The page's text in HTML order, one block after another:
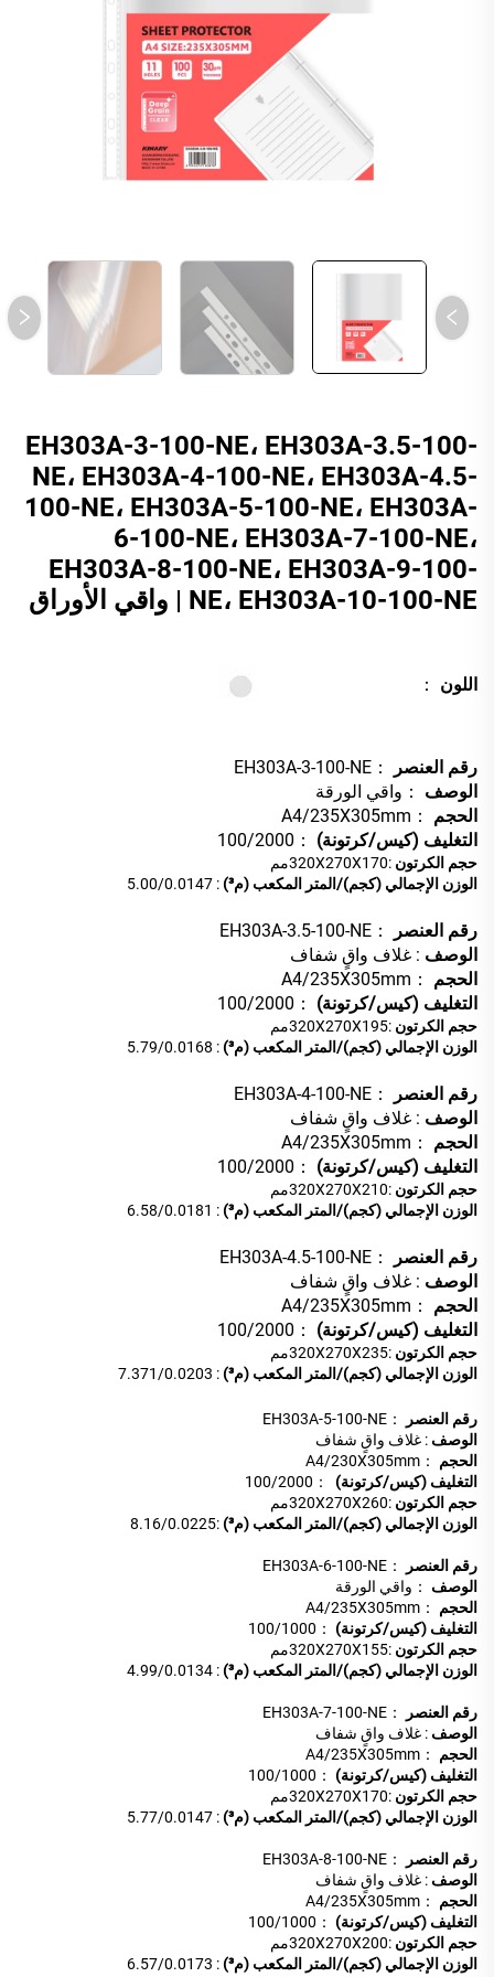
EH303A-3-100-NE، EH303A-3.5-100-
NE، EH303A-4-100-NE، EH303A-4.5-
100-NE، EH303A-5-100-NE، EH303A-
6-100-NE، EH303A-7-100-NE،
EH303A-8-100-NE، EH303A-9-100-
NE، EH303A-10-100-NE | واقي الأوراق
اللون ：
رقم العنصر
：EH303A-3-100-NE
الوصف
：واقي الورقة
الحجم
：A4/235X305mm
التغليف (كيس/كرتونة)
：100/2000
حجم الكرتون :320X270X170مم
الوزن الإجمالي (كجم)/المتر المكعب (م³)
: 5.00/0.0147
رقم العنصر
：EH303A-3.5-100-NE
الوصف : غلاف واقٍ شفاف
الحجم
：A4/235X305mm
التغليف (كيس/كرتونة)
：100/2000
حجم الكرتون :320X270X195مم
الوزن الإجمالي (كجم)/المتر المكعب (م³)
: 5.79/0.0168
رقم العنصر
：EH303A-4-100-NE
الوصف : غلاف واقٍ شفاف
الحجم
：A4/235X305mm
التغليف (كيس/كرتونة)
：100/2000
حجم الكرتون :320X270X210مم
الوزن الإجمالي (كجم)/المتر المكعب (م³)
: 6.58/0.0181
رقم العنصر
：EH303A-4.5-100-NE
الوصف : غلاف واقٍ شفاف
الحجم
：A4/235X305mm
التغليف (كيس/كرتونة)
：100/2000
حجم الكرتون :320X270X235مم
الوزن الإجمالي (كجم)/المتر المكعب (م³)
: 7.371/0.0203
رقم العنصر
：EH303A-5-100-NE
الوصف : غلاف واقٍ شفاف
الحجم
：A4/230X305mm
التغليف (كيس/كرتونة)
：100/2000
حجم الكرتون :320X270X260مم
الوزن الإجمالي (كجم)/المتر المكعب (م³)
:8.16/0.0225
رقم العنصر
：EH303A-6-100-NE
الوصف
：واقي الورقة
الحجم
：A4/235X305mm
التغليف (كيس/كرتونة)
：100/1000
حجم الكرتون :320X270X155مم
الوزن الإجمالي (كجم)/المتر المكعب (م³)
: 4.99/0.0134
رقم العنصر
：EH303A-7-100-NE
الوصف : غلاف واقٍ شفاف
الحجم
：A4/235X305mm
التغليف (كيس/كرتونة)
：100/1000
حجم الكرتون :320X270X170مم
الوزن الإجمالي (كجم)/المتر المكعب (م³)
: 5.77/0.0147
رقم العنصر
：EH303A-8-100-NE
الوصف : غلاف واقٍ شفاف
الحجم
：A4/235X305mm
التغليف (كيس/كرتونة)
：100/1000
حجم الكرتون :320X270X200مم
الوزن الإجمالي (كجم)/المتر المكعب (م³)
: 6.57/0.0173